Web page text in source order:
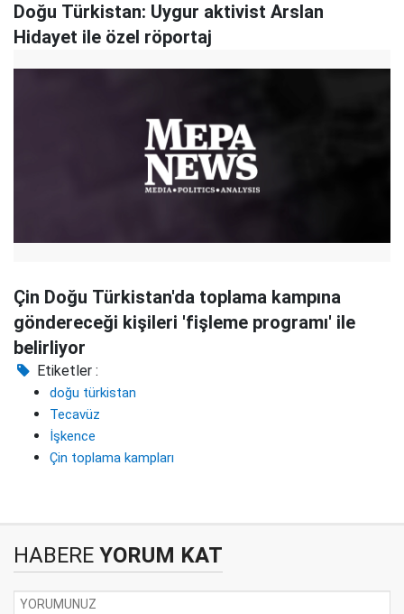
Doğu Türkistan: Uygur aktivist Arslan
Hidayet ile özel röportaj
Çin Doğu Türkistan'da toplama kampına
göndereceği kişileri 'fişleme programı' ile
belirliyor
Etiketler :
doğu türkistan
Tecavüz
İşkence
Çin toplama kampları
HABERE YORUM KAT